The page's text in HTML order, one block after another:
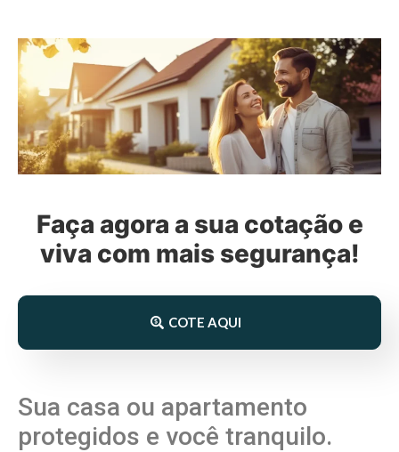
Faça agora a sua cotação e
viva com mais segurança!
COTE AQUI
Sua casa ou apartamento
protegidos e você tranquilo.